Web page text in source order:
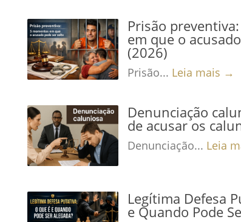
Prisão
em que o
(2026)
Prisão... Leia mais →
Denunciação
de acusar os
Denunciação... Leia
Legítima Defesa
e Quando Pode